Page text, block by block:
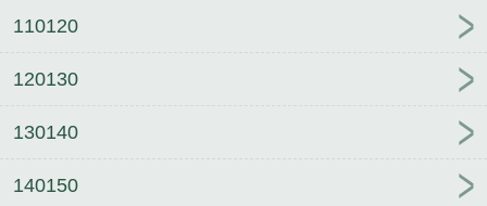
110120
120130
130140
140150